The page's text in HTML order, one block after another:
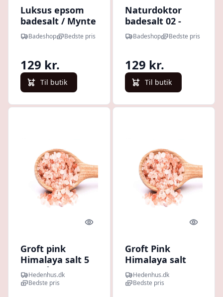
Luksus epsom
badesalt / Mynte
- 500gram
Badeshop Bedste pris
129 kr.
Til butik
Naturdoktor
badesalt 02 -
Mineral badesalt
- Pebermynte,
kryddernellike -
500g
Badeshop Bedste pris
129 kr.
Til butik
Quick look
Groft pink
Himalaya salt 5
kg - Råvarer til
badesalt,
Hedenhus.dk
Bedste pris
Quick
Groft Pink
Himalaya salt
250 g - 100%
rent, egnet til
Hedenhus.dk
Bedste pris